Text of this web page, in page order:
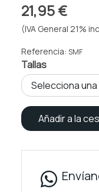
21,95 €
(IVA General 21%
Referencia: SMF
Tallas
Añadir a la